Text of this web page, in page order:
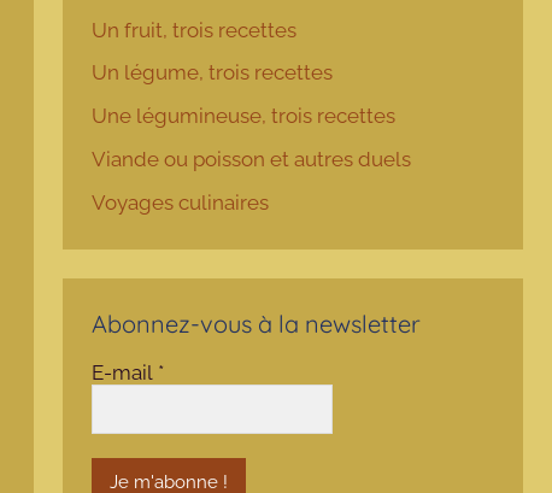
Un fruit, trois recettes
Un légume, trois recettes
Une légumineuse, trois recettes
Viande ou poisson et autres duels
Voyages culinaires
Abonnez-vous à la newsletter
E-mail *